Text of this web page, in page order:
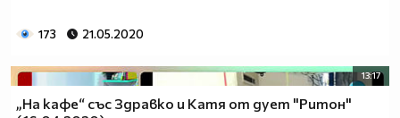
173 21.05.2020
13:17
„На кафе“ със Здравко и Катя от дует "Ритон"